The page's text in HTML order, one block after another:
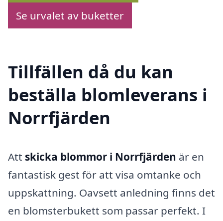
Se urvalet av buketter
Tillfällen då du kan
beställa blomleverans i
Norrfjärden
Att skicka blommor i Norrfjärden är en
fantastisk gest för att visa omtanke och
uppskattning. Oavsett anledning finns det
en blomsterbukett som passar perfekt. I